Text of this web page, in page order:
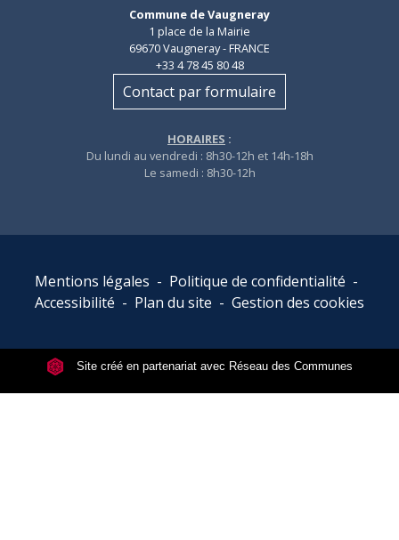
Commune de Vaugneray
1 place de la Mairie
69670 Vaugneray - FRANCE
+33 4 78 45 80 48
Contact par formulaire
HORAIRES :
Du lundi au vendredi : 8h30-12h et 14h-18h
Le samedi : 8h30-12h
Mentions légales - Politique de confidentialité -
Accessibilité - Plan du site - Gestion des cookies
Site créé en partenariat avec Réseau des Communes